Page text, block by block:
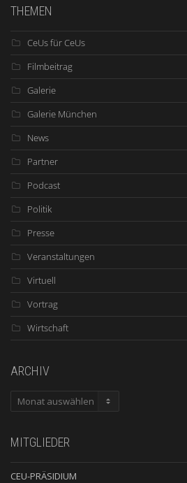
THEMEN
CeUs für CeUs
Filmbeitrag
Galerie
Galerie München
News
Partner
Podcast
Politik
Presse
Veranstaltungen
Virtuell
Vortrag
Wirtschaft
ARCHIV
ARCHIV
MITGLIEDER
CEU-PRÄSIDIUM